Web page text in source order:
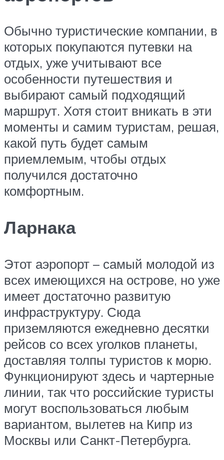
Обычно туристические компании, в
которых покупаются путевки на
отдых, уже учитывают все
особенности путешествия и
выбирают самый подходящий
маршрут. Хотя стоит вникать в эти
моменты и самим туристам, решая,
какой путь будет самым
приемлемым, чтобы отдых
получился достаточно
комфортным.
Ларнака
Этот аэропорт – самый молодой из
всех имеющихся на острове, но уже
имеет достаточно развитую
инфраструктуру. Сюда
приземляются ежедневно десятки
рейсов со всех уголков планеты,
доставляя толпы туристов к морю.
Функционируют здесь и чартерные
линии, так что российские туристы
могут воспользоваться любым
вариантом, вылетев на Кипр из
Москвы или Санкт-Петербурга.